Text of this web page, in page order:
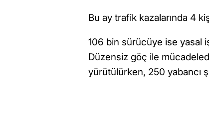
Bu ay trafik kazalarında 4
106 bin sürücüye ise yasal
Düzensiz göç ile
yürütülürken, 250 yabancı